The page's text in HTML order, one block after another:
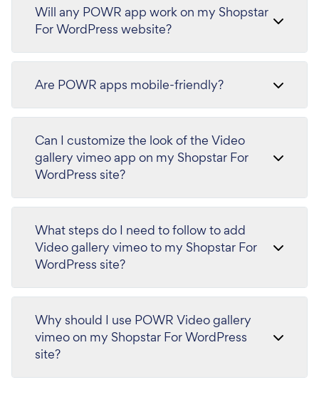
Will any POWR app work on my Shopstar
For WordPress website?
Are POWR apps mobile-friendly?
Can I customize the look of the Video
gallery vimeo app on my Shopstar For
WordPress site?
What steps do I need to follow to add
Video gallery vimeo to my Shopstar For
WordPress site?
Why should I use POWR Video gallery
vimeo on my Shopstar For WordPress
site?